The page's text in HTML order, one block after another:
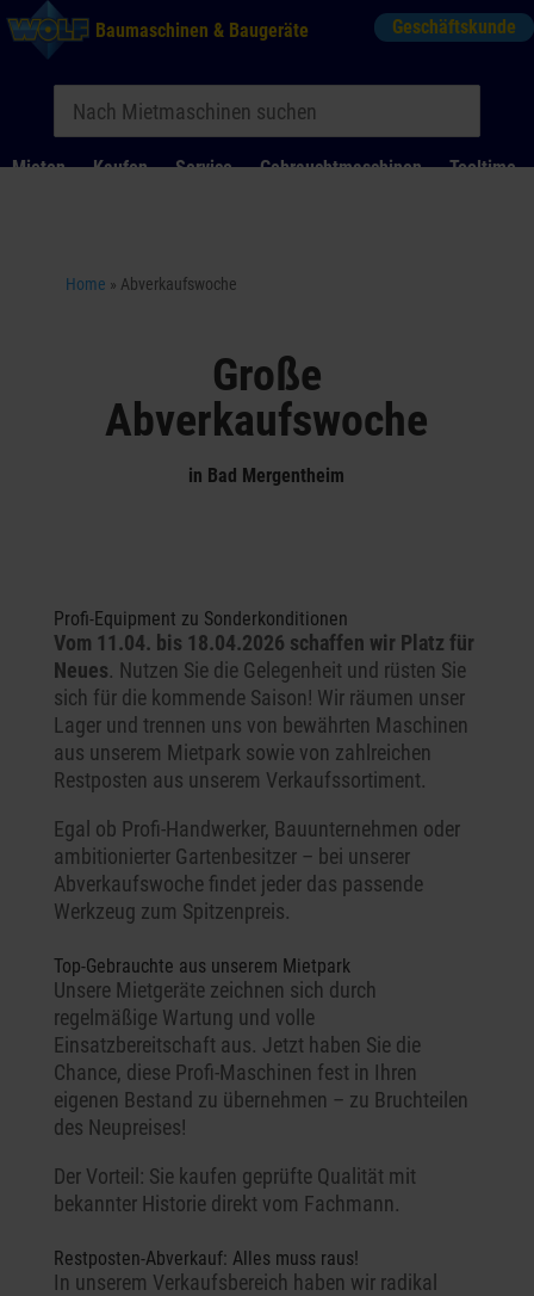
Baumaschinen & Baugeräte Geschäftskunde
Mieten Kaufen Service Gebrauchtmaschinen Tooltime
Home » Abverkaufswoche
Große
Abverkaufswoche
in Bad Mergentheim
Profi-Equipment zu Sonderkonditionen
Vom 11.04. bis 18.04.2026 schaffen wir Platz für
Neues. Nutzen Sie die Gelegenheit und rüsten Sie
sich für die kommende Saison! Wir räumen unser
Lager und trennen uns von bewährten Maschinen
aus unserem Mietpark sowie von zahlreichen
Restposten aus unserem Verkaufssortiment.
Egal ob Profi-Handwerker, Bauunternehmen oder
ambitionierter Gartenbesitzer – bei unserer
Abverkaufswoche findet jeder das passende
Werkzeug zum Spitzenpreis.
Top-Gebrauchte aus unserem Mietpark
Unsere Mietgeräte zeichnen sich durch
regelmäßige Wartung und volle
Einsatzbereitschaft aus. Jetzt haben Sie die
Chance, diese Profi-Maschinen fest in Ihren
eigenen Bestand zu übernehmen – zu Bruchteilen
des Neupreises!
Der Vorteil: Sie kaufen geprüfte Qualität mit
bekannter Historie direkt vom Fachmann.
Restposten-Abverkauf: Alles muss raus!
In unserem Verkaufsbereich haben wir radikal